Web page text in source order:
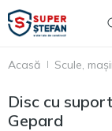
Acasă Scule,
Disc cu
Gepard